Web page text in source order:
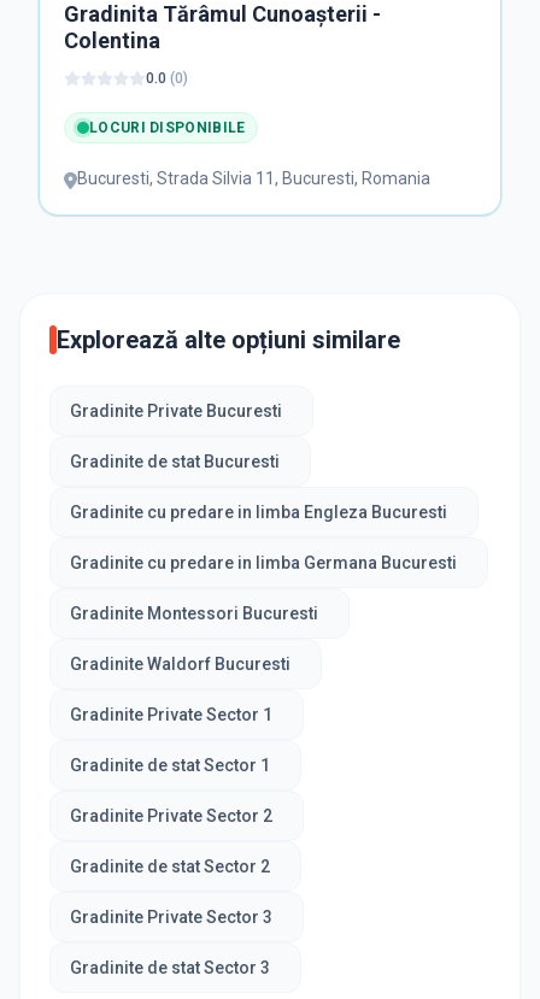
Gradinita Tărâmul Cunoașterii -
Colentina
0.0 (0)
LOCURI DISPONIBILE
Bucuresti, Strada Silvia 11, Bucuresti, Romania
Explorează alte opțiuni similare
Gradinite Private Bucuresti
Gradinite de stat Bucuresti
Gradinite cu predare in limba Engleza Bucuresti
Gradinite cu predare in limba Germana Bucuresti
Gradinite Montessori Bucuresti
Gradinite Waldorf Bucuresti
Gradinite Private Sector 1
Gradinite de stat Sector 1
Gradinite Private Sector 2
Gradinite de stat Sector 2
Gradinite Private Sector 3
Gradinite de stat Sector 3